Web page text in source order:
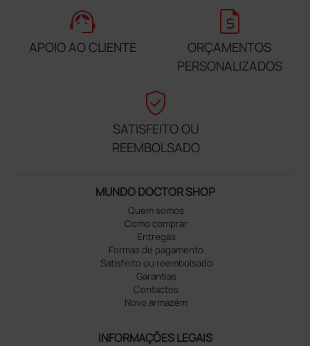
support_agent
APOIO AO CLIENTE
request_quote
ORÇAMENTOS
PERSONALIZADOS
verified_user
SATISFEITO OU
REEMBOLSADO
MUNDO DOCTOR SHOP
Quem somos
Como comprar
Entregas
Formas de pagamento
Satisfeito ou reembolsado
Garantias
Contactos
Novo armazém
INFORMAÇÕES LEGAIS